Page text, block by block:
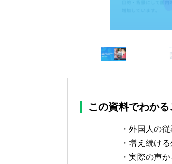
この資料でわかる
外国人の
増え続け
実際の声